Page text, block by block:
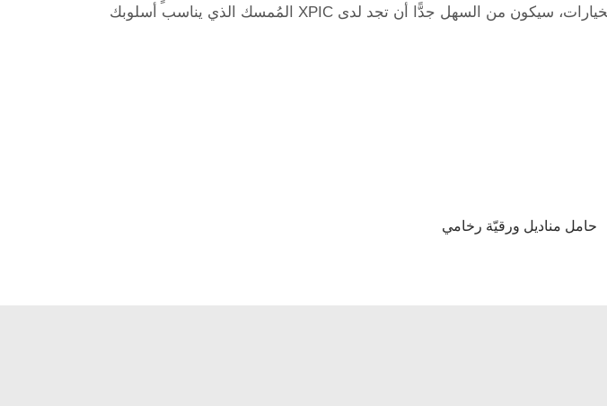
أنك اتخذت قرارًا ذكيًّا يخدم منزلك وكوكب الأرض معًا. ومع وجود هذا العدد الكبير من الخيارات، سيكون من السهل جدًّا أن تجد لدى XPIC المُمسك الذي يناسب أسلوبك
حامل مناديل ورقيّة رخامي